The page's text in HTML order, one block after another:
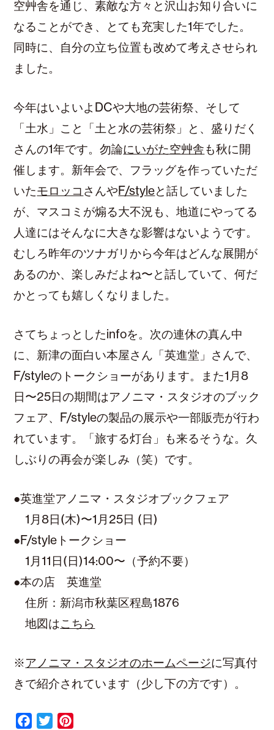
空艸舎を通じ、素敵な方々と沢山お知り合いに
なることができ、とても充実した1年でした。
同時に、自分の立ち位置も改めて考えさせられ
ました。
今年はいよいよDCや大地の芸術祭、そして
「土水」こと「土と水の芸術祭」と、盛りだく
さんの1年です。勿論にいがた空艸舎も秋に開
催します。新年会で、フラッグを作っていただ
いたモロッコ さんやF/styleと話していました
が、マスコミが煽る大不況も、地道にやってる
人達にはそんなに大きな影響はないようです。
むしろ昨年のツナガリから今年はどんな展開が
あるのか、楽しみだよね〜と話していて、何だ
かとっても嬉しくなりました。
さてちょっとしたinfoを。次の連休の真ん中
に、新津の面白い本屋さん「英進堂」さんで、
F/styleのトークショーがあります。また1月8
日〜25日の期間はアノニマ・スタジオのブック
フェア、F/styleの製品の展示や一部販売が行わ
れています。「旅する灯台」も来るそうな。久
しぶりの再会が楽しみ（笑）です。
●英進堂アノニマ・スタジオブックフェア
1月8日(木)〜1月25日 (日)
●F/styleトークショー
1月11日(日)14:00〜（予約不要）
●本の店 英進堂
住所：新潟市秋葉区程島1876
地図はこちら
※アノニマ・スタジオのホームページに写真付
きで紹介されています（少し下の方です）。